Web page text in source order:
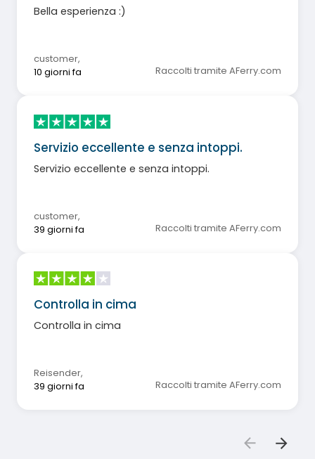
Bella esperienza :)
customer,
10 giorni fa
Raccolti tramite AFerry.com
Servizio eccellente e senza intoppi.
Servizio eccellente e senza intoppi.
customer,
39 giorni fa
Raccolti tramite AFerry.com
Controlla in cima
Controlla in cima
Reisender,
39 giorni fa
Raccolti tramite AFerry.com